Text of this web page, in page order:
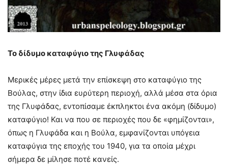
Το δίδυμο καταφύγιο της Γλυφάδας
Μερικές μέρες μετά την επίσκεψη στο καταφύγιο της
Βούλας, στην ίδια ευρύτερη περιοχή, αλλά μέσα στα όρια
της Γλυφάδας, εντοπίσαμε έκπληκτοι ένα ακόμη (δίδυμο)
καταφύγιο! Και να που σε περιοχές που δε «φημίζονται»,
όπως η Γλυφάδα και η Βούλα, εμφανίζονται υπόγεια
καταφύγια της εποχής του 1940, για τα οποία μέχρι
σήμερα δε μίλησε ποτέ κανείς.